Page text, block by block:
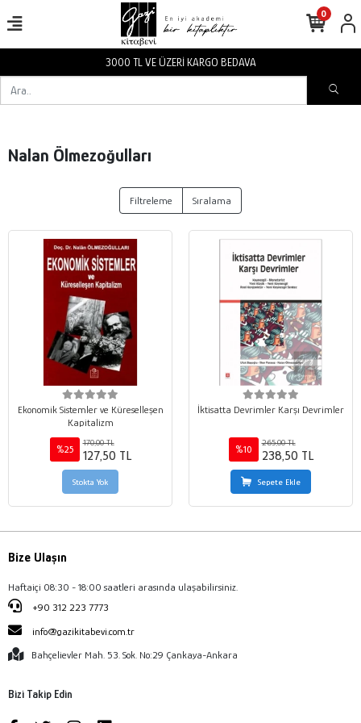
3000 TL VE ÜZERİ KARGO BEDAVA
0
Nalan Ölmezoğulları
Filtreleme Sıralama
Ekonomik Sistemler ve Küreselleşen
Kapitalizm
%25
170,00 TL
127,50 TL
Stokta Yok
İktisatta Devrimler Karşı Devrimler
%10
265,00 TL
238,50 TL
Sepete Ekle
Bize Ulaşın
Haftaiçi 08:30 - 18:00 saatleri arasında ulaşabilirsiniz.
+90 312 223 7773
info@gazikitabevi.com.tr
Bahçelievler Mah. 53. Sok. No:29 Çankaya-Ankara
Bizi Takip Edin